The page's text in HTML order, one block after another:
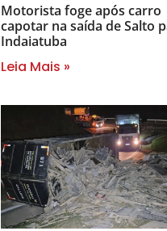
Motorista foge após carro
capotar na saída de Salto
Indaiatuba
Leia Mais »